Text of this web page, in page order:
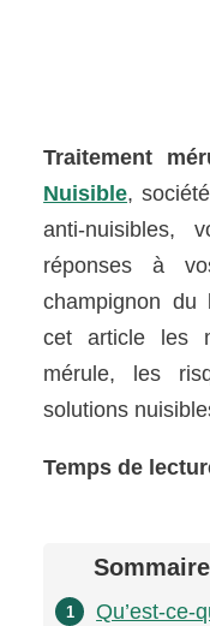
Traitement
Nuisible,
anti-nuisibles,
réponses à
champignon du
cet article les
mérule, les
solutions
Temps de
Sommaire
1 Qu’est-ce-